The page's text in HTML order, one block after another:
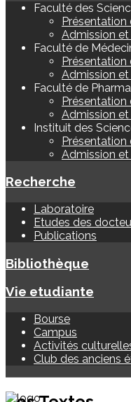
Faculté des
Présentation
Admission
Faculté de
Présentation
Admission
Faculté de
Présentation
Admission
Instituit des
Présentation
Admission
Recherche
Laboratoire
Etudes des
Publications
Bibliothèque
Vie etudiante
Bourse
Campus
Activités
Club des anciens